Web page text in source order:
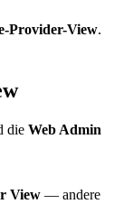
Provider-View.
die Web Admin
View — andere